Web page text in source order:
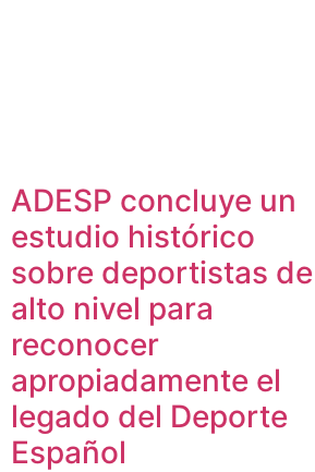
ADESP concluye un
estudio histórico
sobre deportistas de
alto nivel para
reconocer
apropiadamente el
legado del Deporte
Español